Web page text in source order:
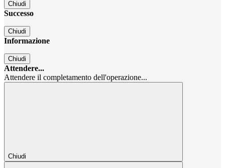
Chiudi
Successo
Chiudi
Informazione
Chiudi
Attendere...
Attendere il completamento dell'operazione...
Chiudi